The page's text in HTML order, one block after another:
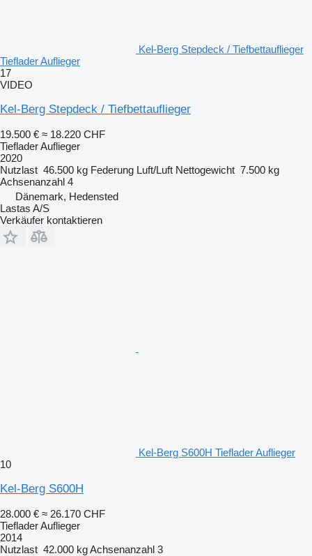
Kel-Berg Stepdeck / Tiefbettauflieger
Tieflader Auflieger
17
VIDEO
Kel-Berg Stepdeck / Tiefbettauflieger
19.500 € ≈ 18.220 CHF
Tieflader Auflieger
2020
Nutzlast 46.500 kg Federung Luft/Luft Nettogewicht 7.500 kg
Achsenanzahl 4
Dänemark, Hedensted
Lastas A/S
Verkäufer kontaktieren
Kel-Berg S600H Tieflader Auflieger
10
Kel-Berg S600H
28.000 € ≈ 26.170 CHF
Tieflader Auflieger
2014
Nutzlast 42.000 kgAchsenanzahl 3